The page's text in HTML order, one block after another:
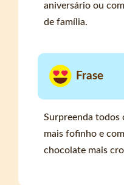
aniversário ou
de família.
Frase
Surpreenda todos
mais fofinho e
chocolate mais